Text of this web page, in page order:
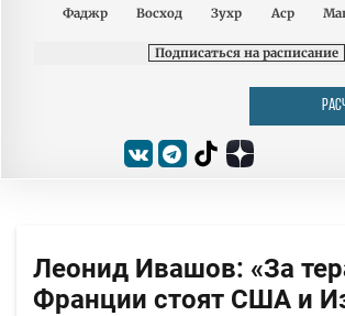
Фаджр
Восход Зухр Аср
Подписаться на расписание
Леонид Ивашов: «За
Франции стоят США и